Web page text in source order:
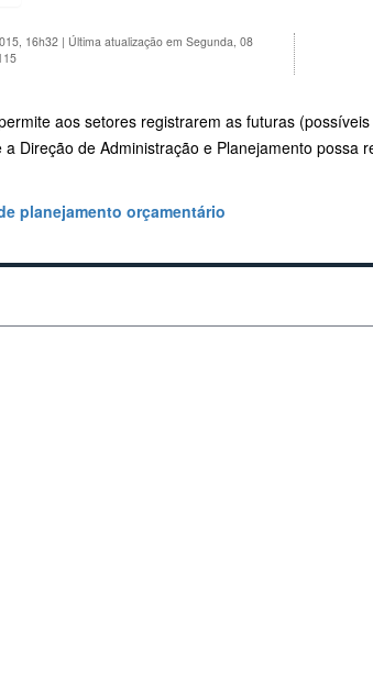
16h32 | Última atualização em Segunda, 08
aos setores registrarem as futuras
Direção de Administração e Planejamento possa
planejamento orçamentário